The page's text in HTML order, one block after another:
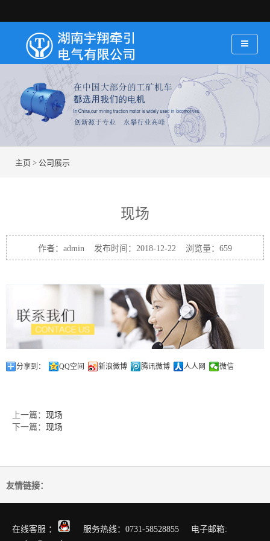
主页 > 公司展示
现场
作者：admin 发布时间：2018-12-22 浏览量： 659
分享到： QQ空间 新浪微博 腾讯微博 人人网 微信
上一篇： 现场
下一篇： 现场
友情链接：
在线客服 ：
服务热线：0731-58528855 电子邮箱: